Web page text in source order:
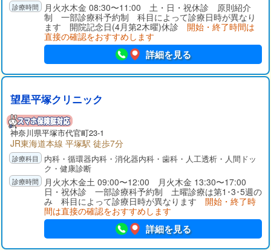
月火水木金 08:30〜11:00 土・日・祝休診 原則紹介
制 一部診療科予約制 科目によって診療日時が異なり
ます 開院記念日(4月第2木曜)休診 開始・終了時間は
直接の確認をおすすめします
詳細を見る
望星平塚クリニック
神奈川県平塚市代官町23-1
JR東海道本線 平塚駅 徒歩7分
内科・循環器内科・消化器内科・歯科・人工透析・人間ドッ
ク・健康診断
月火水木金土 09:00〜12:00 月火木金 13:30〜17:00
日・祝休診 一部診療科予約制 土曜診療は第1･3･5週の
み 科目によって診療日時が異なります 開始・終了時
間は直接の確認をおすすめします
詳細を見る